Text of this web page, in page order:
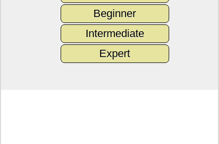
Beginner
Intermediate
Expert